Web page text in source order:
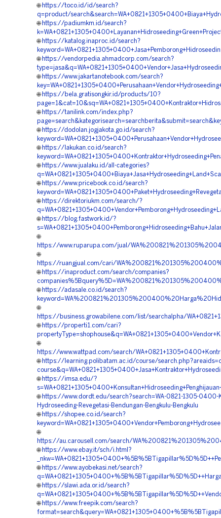
🌐 https://toco.id/id/search?
q=product/
🌐 https://padiumkm.id/search?
🌐 https://katalog.inaproc.id/search?
🌐 https://vendorpedia.ahmadcorp.com/search?
🌐 https://www.jakartanotebook.com/search?
🌐 https://bela.gratisongkir.id/products/10?
🌐 https://tanilink.com/index.php?
🌐 https://dodolan.jogjakota.go.id/search?
🌐 https://lakukan.co.id/search?
🌐 https://www.jualaku.id/all-categories?
🌐 https://www.pricebook.co.id/search?
🌐 https://direktoriukm.com/search/?
🌐 https://blog.fastwork.id/?
🌐
https://www.ruparupa.com/jual/
🌐
https://ruangjual.com/cari/
🌐 https://inaproduct.com/search/companies?
🌐 https://adasale.co.id/search?
🌐
https://business.growabilene.com/list/searchalpha/
🌐 https://properti1.com/cari?
🌐
https://www.wattpad.com/search/
🌐 https://learning.polibatam.ac.id/course/
🌐 https://imsa.edu/?
🌐 https://www.dordt.edu/search?search=WA-0821-1305-0400-
Hydroseeding-Revegetasi-Bendungan-Bengkulu-Bengkulu
🌐 https://shopee.co.id/search?
🌐
https://au.carousell.com/search/
🌐 https://www.ebay.it/sch/i.html?
🌐 https://www.ayobekasi.net/search?
🌐 https://slawi.ada.or.id/search?
🌐 https://www.freepik.com/search?